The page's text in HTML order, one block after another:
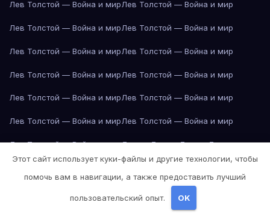
Лев Толстой — Война и мирЛев Толстой — Война и мир
Лев Толстой — Война и мирЛев Толстой — Война и мир
Лев Толстой — Война и мирЛев Толстой — Война и мир
Лев Толстой — Война и мирЛев Толстой — Война и мир
Лев Толстой — Война и мирЛев Толстой — Война и мир
Лев Толстой — Война и мирЛев Толстой — Война и мир
Лев Толстой — Война и мирЛондонЛондонЛондонЛондон
Лос-Анджелес Лос-Анджелес
Лос-АнджелесЛос-Анджелес
Этот сайт использует куки-файлы и другие технологии, чтобы
помочь вам в навигации, а также предоставить лучший
пользовательский опыт. OK